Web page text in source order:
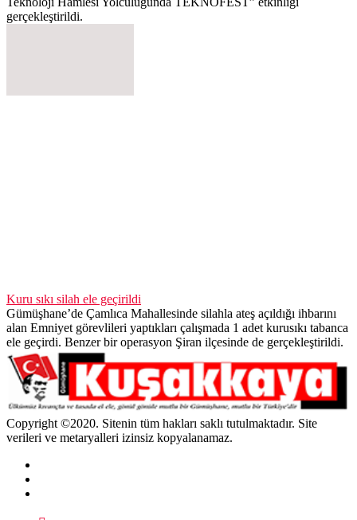
gerçekleştirildi.
Kuru sıkı silah ele geçirildi
Gümüşhane’de Çamlıca Mahallesinde silahla ateş açıldığı ihbarını
alan Emniyet görevlileri yaptıkları çalışmada 1 adet kurusıkı tabanca
ele geçirdi. Benzer bir operasyon Şiran ilçesinde de gerçekleştirildi.
Copyright ©2020. Sitenin tüm hakları saklı tutulmaktadır. Site
verileri ve metaryalleri izinsiz kopyalanamaz.